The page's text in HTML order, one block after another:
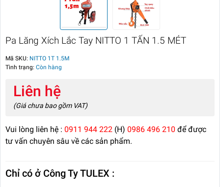
Pa Lăng Xích Lắc Tay NITTO 1 TẤN 1.5 MÉT
Mã SKU: NITTO 1T 1.5M
Tình trạng: Còn hàng
Liên hệ
(Giá chưa bao gồm VAT)
Vui lòng liên hệ : 0911 944 222 (H) 0986 496 210 để được
tư vấn chuyên sâu về các sản phẩm.
Chỉ có ở Công Ty TULEX :